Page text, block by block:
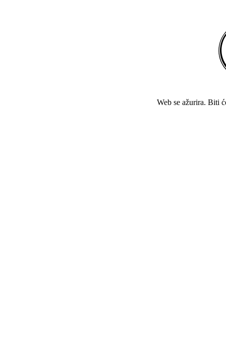
Web se ažurira. Biti